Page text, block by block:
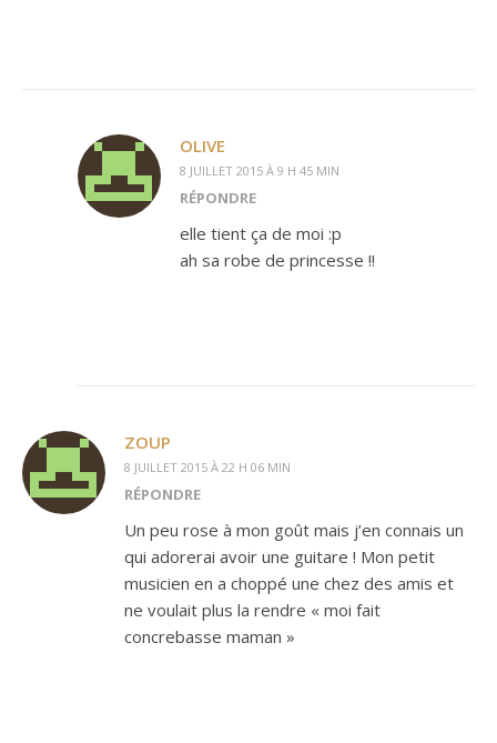
OLIVE
8 JUILLET 2015 À 9 H 45 MIN
RÉPONDRE
elle tient ça de moi :p
ah sa robe de princesse !!
ZOUP
8 JUILLET 2015 À 22 H 06 MIN
RÉPONDRE
Un peu rose à mon goût mais j’en connais un
qui adorerai avoir une guitare ! Mon petit
musicien en a choppé une chez des amis et
ne voulait plus la rendre « moi fait
concrebasse maman »